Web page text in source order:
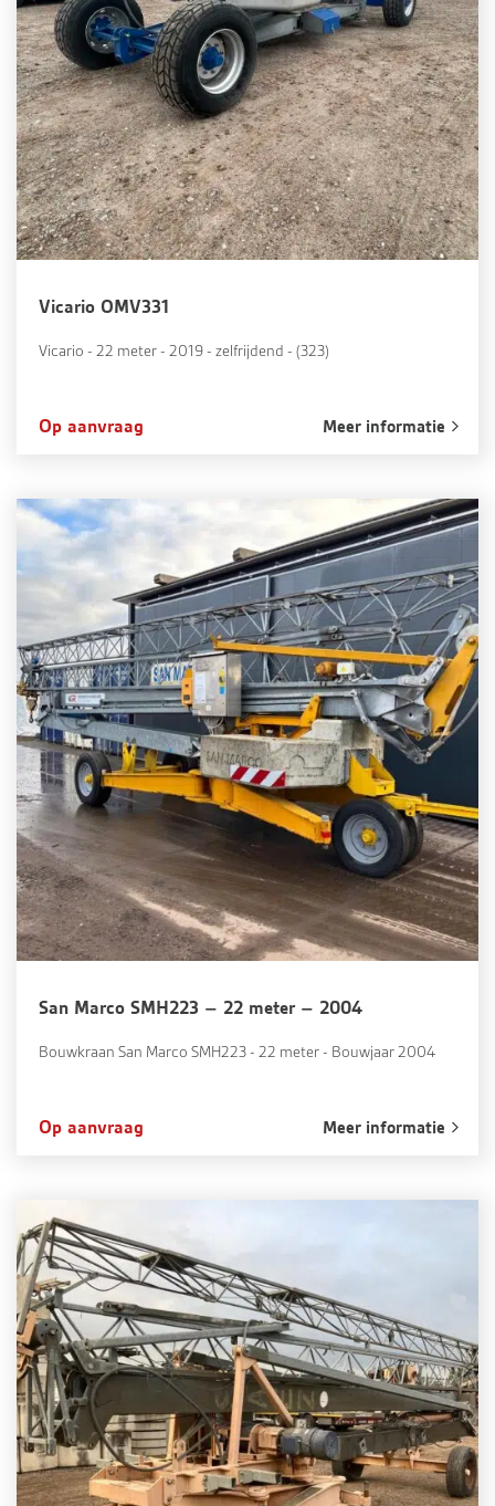
Vicario OMV331
Vicario - 22 meter - 2019 - zelfrijdend - (323)
Op aanvraag Meer informatie
San Marco SMH223 – 22 meter – 2004
Bouwkraan San Marco SMH223 - 22 meter - Bouwjaar 2004
Op aanvraag Meer informatie